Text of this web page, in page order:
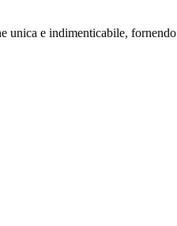
unica e indimenticabile, fornendo